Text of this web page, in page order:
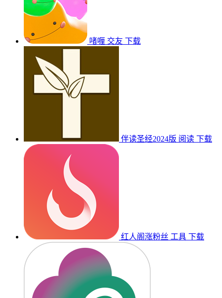
啫喱 交友 下载
伴读圣经2024版 阅读 下载
红人阁涨粉丝 工具 下载